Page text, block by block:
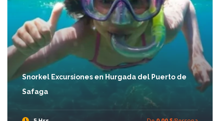
Snorkel Excursiones en Hurgada del Puerto de
Safaga